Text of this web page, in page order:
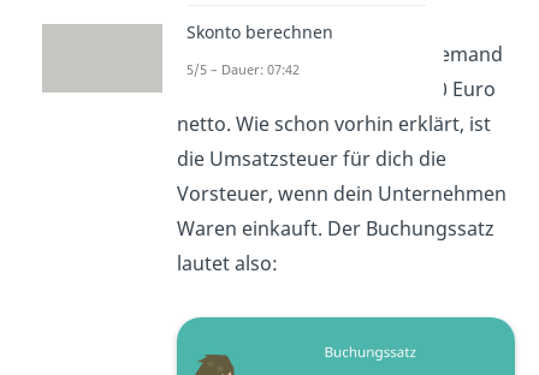
gebucht werden. In unserem
Beispiel kauft oder verkauft jemand
Waren in bar im Wert von 100 Euro
netto. Wie schon vorhin erklärt, ist
die Umsatzsteuer für dich die
Vorsteuer, wenn dein Unternehmen
Waren einkauft. Der Buchungssatz
lautet also:
Skonto berechnen
5/5 – Dauer: 07:42